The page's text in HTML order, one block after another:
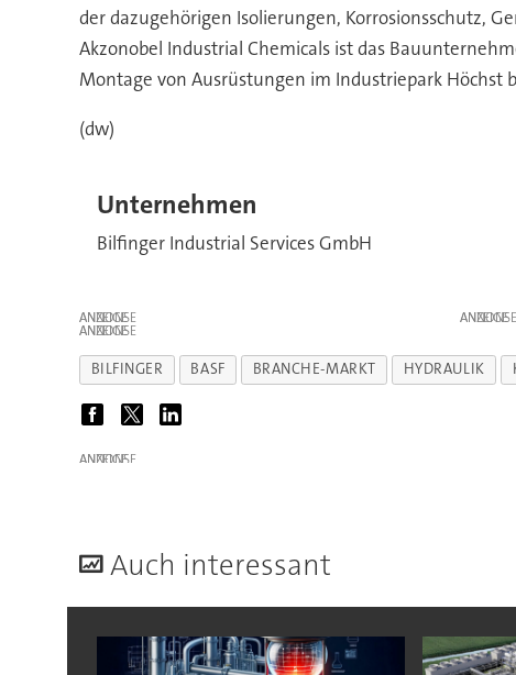
der dazugehörigen Isolierungen, Korrosionsschutz,
Akzonobel Industrial Chemicals ist das
Montage von Ausrüstungen im Industriepark Höchst
(dw)
Unternehmen
Bilfinger Industrial Services GmbH
ANZEIGE ANZEIGE
ANZEIGE
BILFINGER BASF BRANCHE-MARKT HYDRAULIK
ANZEIGE
Auch interessant